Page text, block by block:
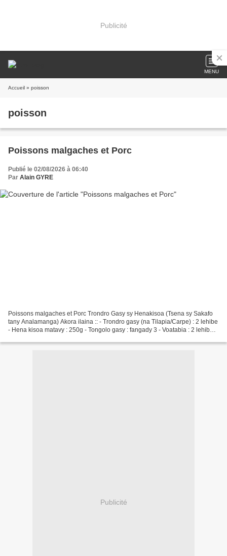
Publicité
MENU
Accueil » poisson
poisson
Poissons malgaches et Porc
Publié le 02/08/2026 à 06:40
Par Alain GYRE
Poissons malgaches et Porc Trondro Gasy sy Henakisoa (Tsena sy Sakafo
tany Analamanga) Akora ilaina :: - Trondro gasy (na Tilapia/Carpe) : 2 lehibe
- Hena kisoa matavy : 250g - Tongolo gasy : fangady 3 - Voatabia : 2 lehibe -
Publicité